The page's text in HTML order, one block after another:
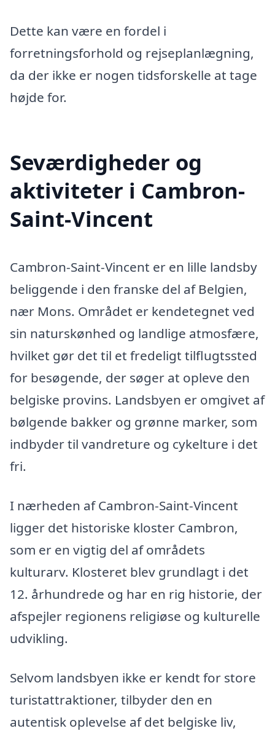
Dette kan være en fordel i
forretningsforhold og rejseplanlægning,
da der ikke er nogen tidsforskelle at tage
højde for.
Seværdigheder og
aktiviteter i Cambron-
Saint-Vincent
Cambron-Saint-Vincent er en lille landsby
beliggende i den franske del af Belgien,
nær Mons. Området er kendetegnet ved
sin naturskønhed og landlige atmosfære,
hvilket gør det til et fredeligt tilflugtssted
for besøgende, der søger at opleve den
belgiske provins. Landsbyen er omgivet af
bølgende bakker og grønne marker, som
indbyder til vandreture og cykelture i det
fri.
I nærheden af Cambron-Saint-Vincent
ligger det historiske kloster Cambron,
som er en vigtig del af områdets
kulturarv. Klosteret blev grundlagt i det
12. århundrede og har en rig historie, der
afspejler regionens religiøse og kulturelle
udvikling.
Selvom landsbyen ikke er kendt for store
turistattraktioner, tilbyder den en
autentisk oplevelse af det belgiske liv,